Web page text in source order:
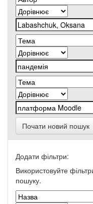
Почати новий пошук
Додати фільтри:
Використовуйте
пошуку.